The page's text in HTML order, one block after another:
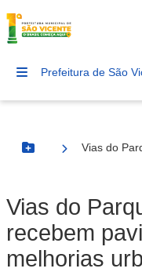
Prefeitura de São
Botão Menu
Vias do
Vias do
recebem
melhorias